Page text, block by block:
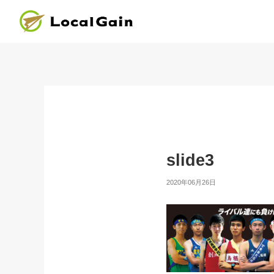
slide3
2020年06月26日